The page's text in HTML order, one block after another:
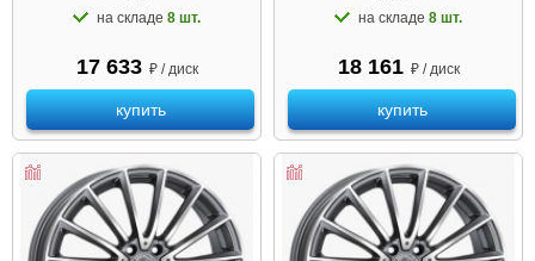
на складе 8 шт.
17 633 ₽ / диск
купить
на складе 8 шт.
18 161 ₽ / диск
купить